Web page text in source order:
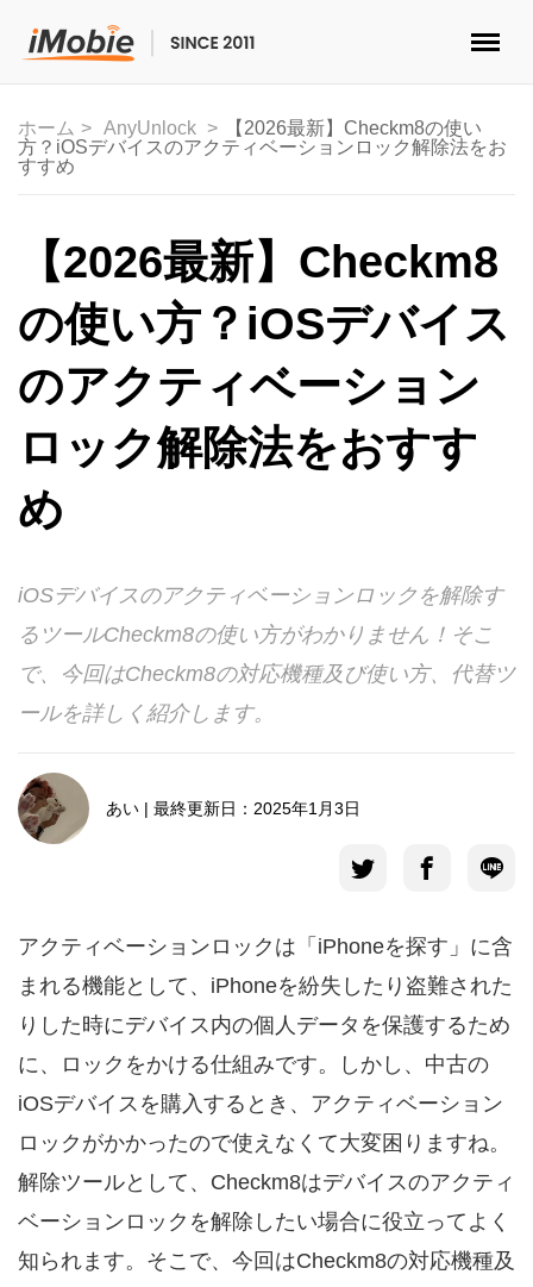
ロック解除&データ復元
データ転送
便利ツール
ソリューション
ストア
ダウンロード
サポート
ホーム AnyUnlock
【2026最新】Checkm8の使い
方？iOSデバイスのアクティベーションロック解除法をお
すすめ
【2026最新】Checkm8
の使い方？iOSデバイス
のアクティベーション
ロック解除法をおすす
め
iOSデバイスのアクティベーションロックを解除す
るツールCheckm8の使い方がわかりません！そこ
で、今回はCheckm8の対応機種及び使い方、代替ツ
ールを詳しく紹介します。
あい | 最終更新日：2025年1月3日
アクティベーションロックは「iPhoneを探す」に含
まれる機能として、iPhoneを紛失したり盗難された
りした時にデバイス内の個人データを保護するため
に、ロックをかける仕組みです。
しかし、中古の
iOSデバイスを購入するとき、アクティベーション
ロックがかかったので使えなくて大変困りますね。
解除ツールとして、Checkm8はデバイスのアクティ
ベーションロックを解除したい場合に役立ってよく
知られます。そこで、今回はCheckm8の対応機種及